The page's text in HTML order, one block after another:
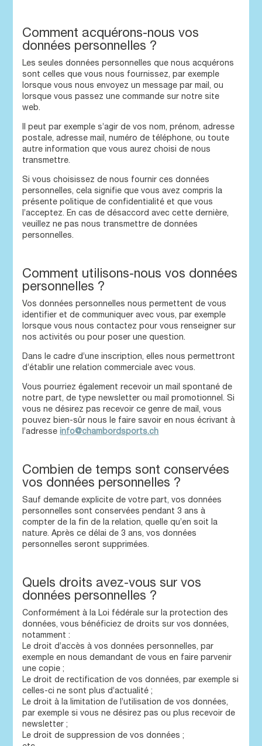
Comment acquérons-nous vos
données personnelles ?
Les seules données personnelles que nous acquérons
sont celles que vous nous fournissez, par exemple
lorsque vous nous envoyez un message par mail, ou
lorsque vous passez une commande sur notre site
web.
Il peut par exemple s’agir de vos nom, prénom, adresse
postale, adresse mail, numéro de téléphone, ou toute
autre information que vous aurez choisi de nous
transmettre.
Si vous choisissez de nous fournir ces données
personnelles, cela signifie que vous avez compris la
présente politique de confidentialité et que vous
l’acceptez. En cas de désaccord avec cette dernière,
veuillez ne pas nous transmettre de données
personnelles.
Comment utilisons-nous vos données
personnelles ?
Vos données personnelles nous permettent de vous
identifier et de communiquer avec vous, par exemple
lorsque vous nous contactez pour vous renseigner sur
nos activités ou pour poser une question.
Dans le cadre d’une inscription, elles nous permettront
d’établir une relation commerciale avec vous.
Vous pourriez également recevoir un mail spontané de
notre part, de type newsletter ou mail promotionnel. Si
vous ne désirez pas recevoir ce genre de mail, vous
pouvez bien-sûr nous le faire savoir en nous écrivant à
l’adresseinfo@chambordsports.ch
Combien de temps sont conservées
vos données personnelles ?
Sauf demande explicite de votre part, vos données
personnelles sont conservées pendant 3 ans à
compter de la fin de la relation, quelle qu’en soit la
nature. Après ce délai de 3 ans, vos données
personnelles seront supprimées.
Quels droits avez-vous sur vos
données personnelles ?
Conformément à la Loi fédérale sur la protection des
données, vous bénéficiez de droits sur vos données,
notamment :
Le droit d’accès à vos données personnelles, par
exemple en nous demandant de vous en faire parvenir
une copie ;
Le droit de rectification de vos données, par exemple si
celles-ci ne sont plus d’actualité ;
Le droit à la limitation de l’utilisation de vos données,
par exemple si vous ne désirez pas ou plus recevoir de
newsletter ;
Le droit de suppression de vos données ;